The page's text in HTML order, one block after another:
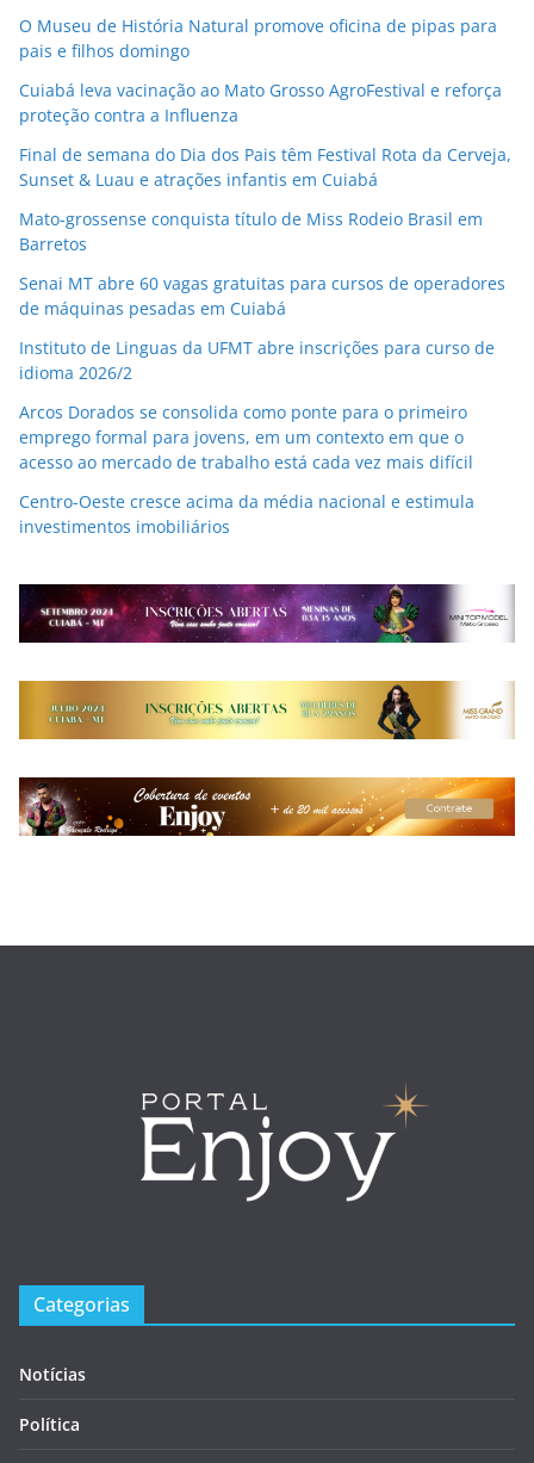
O Museu de História Natural promove oficina de pipas para
pais e filhos domingo
Cuiabá leva vacinação ao Mato Grosso AgroFestival e reforça
proteção contra a Influenza
Final de semana do Dia dos Pais têm Festival Rota da Cerveja,
Sunset & Luau e atrações infantis em Cuiabá
Mato-grossense conquista título de Miss Rodeio Brasil em
Barretos
Senai MT abre 60 vagas gratuitas para cursos de operadores
de máquinas pesadas em Cuiabá
Instituto de Linguas da UFMT abre inscrições para curso de
idioma 2026/2
Arcos Dorados se consolida como ponte para o primeiro
emprego formal para jovens, em um contexto em que o
acesso ao mercado de trabalho está cada vez mais difícil
Centro-Oeste cresce acima da média nacional e estimula
investimentos imobiliários
Categorias
Notícias
Política